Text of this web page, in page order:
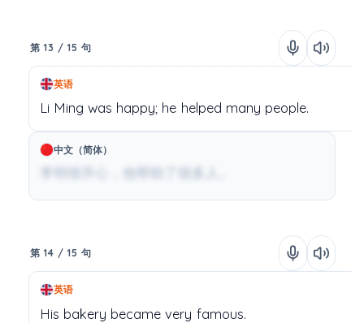
第 13 / 15 句
英语
Li Ming was happy; he helped many people.
中文（简体）
第 14 / 15 句
英语
His bakery became very famous.